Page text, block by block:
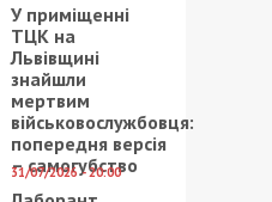
У приміщенні
ТЦК на
Львівщині
знайшли
мертвим
військовослужбовця:
попередня версія
– самогубство
31/07/2026 - 20:00